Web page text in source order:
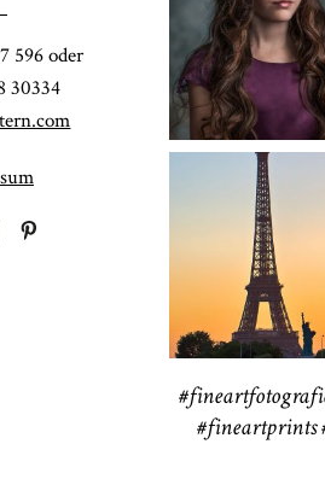
596 oder
30334
Fineart
41
Reise
41
#fineartprints